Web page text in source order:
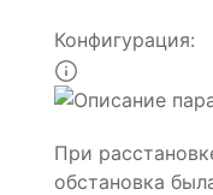
Конфигурация:
При
обстановка